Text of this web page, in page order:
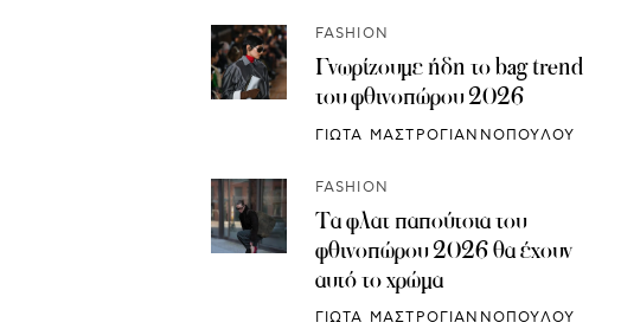
FASHION
Γνωρίζουμε ήδη το bag trend
του φθινοπώρου 2026
ΓΙΩΤΑ ΜΑΣΤΡΟΓΙΑΝΝΟΠΟΥΛΟΥ
FASHION
Τα φλατ παπούτσια του
φθινοπώρου 2026 θα έχουν
αυτό το χρώμα
ΓΙΩΤΑ ΜΑΣΤΡΟΓΙΑΝΝΟΠΟΥΛΟΥ